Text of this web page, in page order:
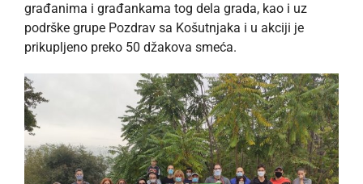
građanima i građankama tog dela grada, kao i uz
podrške grupe Pozdrav sa Košutnjaka i u akciji je
prikupljeno preko 50 džakova smeća.